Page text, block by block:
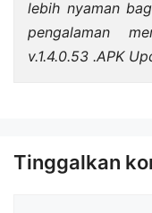
lebih nyaman
pengalaman
v.1.4.0.53 .APK
Tinggalkan